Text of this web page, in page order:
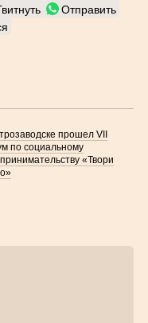
Отправить
прошел VII
по социальному
«Твори